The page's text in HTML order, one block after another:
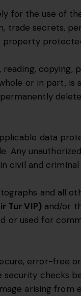
for the use of
trade secrets,
copying,
or in part, is
data
Any
civil and criminal
and all
Tur VIP) and/or
or used for
error-free
checks
arising from